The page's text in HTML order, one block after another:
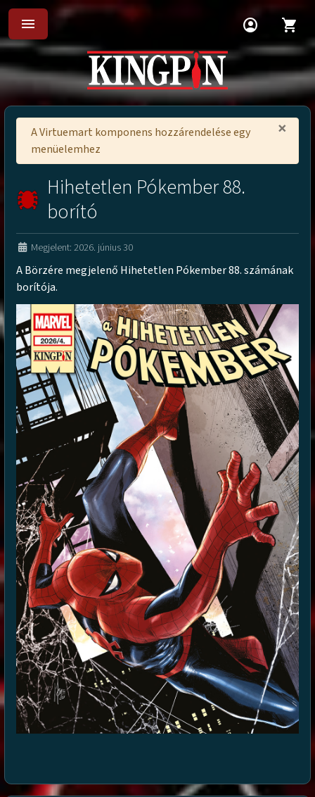
menu account_circle shopping_cart
×
A Virtuemart komponens hozzárendelése egy
menüelemhez
Hihetetlen Pókember 88.
borító
Megjelent: 2026. június 30
A Börzére megjelenő Hihetetlen Pókember 88. számának
borítója.